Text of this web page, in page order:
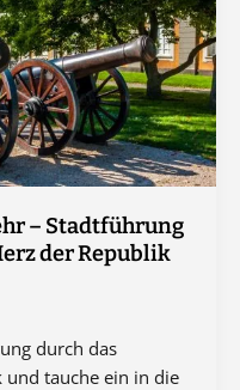
– Stadtführung
der Republik
durch das
tauche ein in die